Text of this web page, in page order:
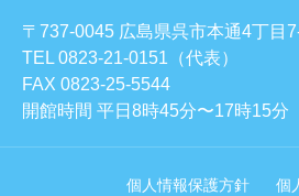
〒737-0045 広島県呉市本通4丁目
TEL 0823-21-0151（代表）
FAX 0823-25-5544
開館時間 平日8時45分〜17時15分
個人情報保護方針 個